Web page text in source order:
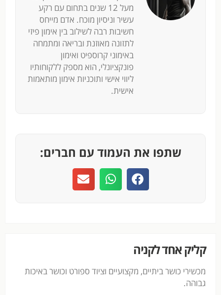
מעל 12 שנים בתחום עם רקע
עשיר וניסיון מוכח. אדם מייחס
חשיבות רבה לשילוב בין אימון פיזי
לתזונה מאוזנת ובריאה ומתמחה
באימוני קרוספיט ואימון
פונקציונלי, הוא מספק ללקוחותיו
ליווי אישי ותוכניות אימון מותאמות
אישית.
שתפו את העמוד עם חברים:
קליק אחד לקניה
מכשירי כושר ביתיים, מקצועיים וציוד ספורט וכושר באיכות
גבוהה.